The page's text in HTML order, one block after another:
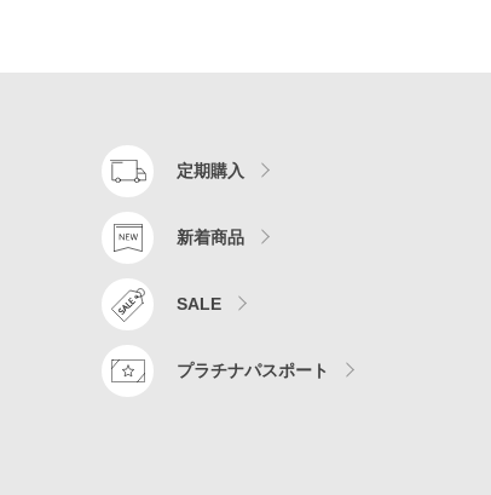
定期購入
新着商品
SALE
プラチナパスポート